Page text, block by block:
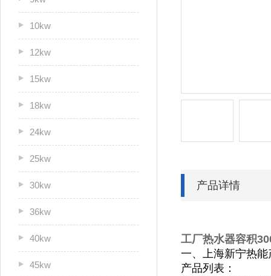
10kw
12kw
15kw
18kw
24kw
25kw
30kw
36kw
40kw
45kw
产品详情
工厂热水器容积
一、上海新宁热
产品列表：